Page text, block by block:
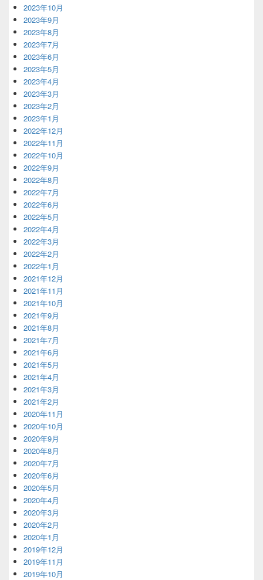
2023年10月
2023年9月
2023年8月
2023年7月
2023年6月
2023年5月
2023年4月
2023年3月
2023年2月
2023年1月
2022年12月
2022年11月
2022年10月
2022年9月
2022年8月
2022年7月
2022年6月
2022年5月
2022年4月
2022年3月
2022年2月
2022年1月
2021年12月
2021年11月
2021年10月
2021年9月
2021年8月
2021年7月
2021年6月
2021年5月
2021年4月
2021年3月
2021年2月
2020年11月
2020年10月
2020年9月
2020年8月
2020年7月
2020年6月
2020年5月
2020年4月
2020年3月
2020年2月
2020年1月
2019年12月
2019年11月
2019年10月